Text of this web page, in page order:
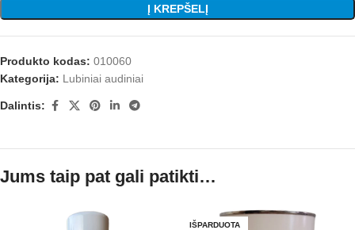
Į KREPŠELĮ
Produkto kodas: 010060
Kategorija: Lubiniai audiniai
Dalintis:
Jums taip pat gali patikti…
IŠPARDUOTA